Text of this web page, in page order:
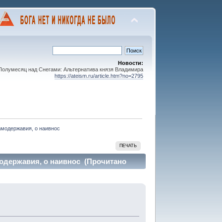
Новости:
над Снегами: Альтернатива князя Владимира
https://ateism.ru/article.htm?no=2795
о наивнос
ПЕЧАТЬ
о наивнос (Прочитано